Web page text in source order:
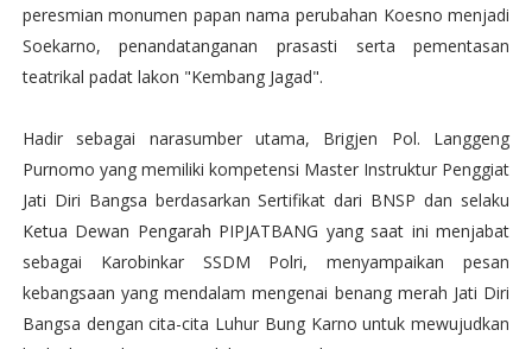
peresmian monumen papan nama perubahan Koesno menjadi
Soekarno, penandatanganan prasasti serta pementasan
teatrikal padat lakon "Kembang Jagad".
Hadir sebagai narasumber utama, Brigjen Pol. Langgeng
Purnomo yang memiliki kompetensi Master Instruktur Penggiat
Jati Diri Bangsa berdasarkan Sertifikat dari BNSP dan selaku
Ketua Dewan Pengarah PIPJATBANG yang saat ini menjabat
sebagai Karobinkar SSDM Polri, menyampaikan pesan
kebangsaan yang mendalam mengenai benang merah Jati Diri
Bangsa dengan cita-cita Luhur Bung Karno untuk mewujudkan